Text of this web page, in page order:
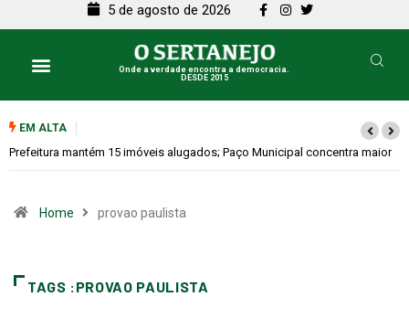
5 de agosto de 2026
Onde a verdade encontra a democracia.
DESDE 2015
EM ALTA
Prefeitura mantém 15 imóveis alugados; Paço Municipal concentra maior
Home provao paulista
TAGS :PROVAO PAULISTA